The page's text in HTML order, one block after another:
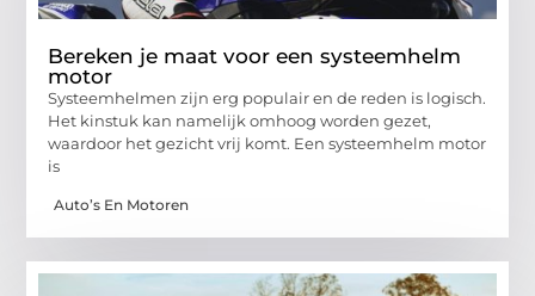
Bereken je maat voor een systeemhelm
motor
Systeemhelmen zijn erg populair en de reden is logisch.
Het kinstuk kan namelijk omhoog worden gezet,
waardoor het gezicht vrij komt. Een systeemhelm motor
is
Auto’s En Motoren